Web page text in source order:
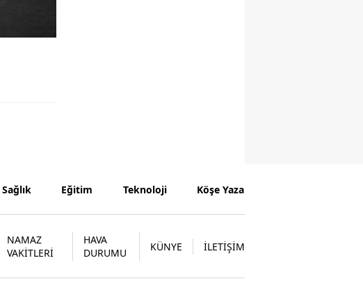
Sağlık Eğitim Teknoloji Köşe Yazarları
NAMAZ
VAKİTLERİ
HAVA
DURUMU
KÜNYE İLETİŞİM